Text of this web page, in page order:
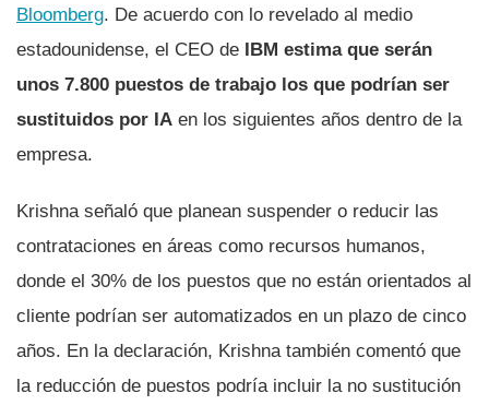
Bloomberg. De acuerdo con lo revelado al medio
estadounidense, el CEO de IBM estima que serán
unos 7.800 puestos de trabajo los que podrían ser
sustituidos por IA en los siguientes años dentro de la
empresa.
Krishna señaló que planean suspender o reducir las
contrataciones en áreas como recursos humanos,
donde el 30% de los puestos que no están orientados al
cliente podrían ser automatizados en un plazo de cinco
años. En la declaración, Krishna también comentó que
la reducción de puestos podría incluir la no sustitución